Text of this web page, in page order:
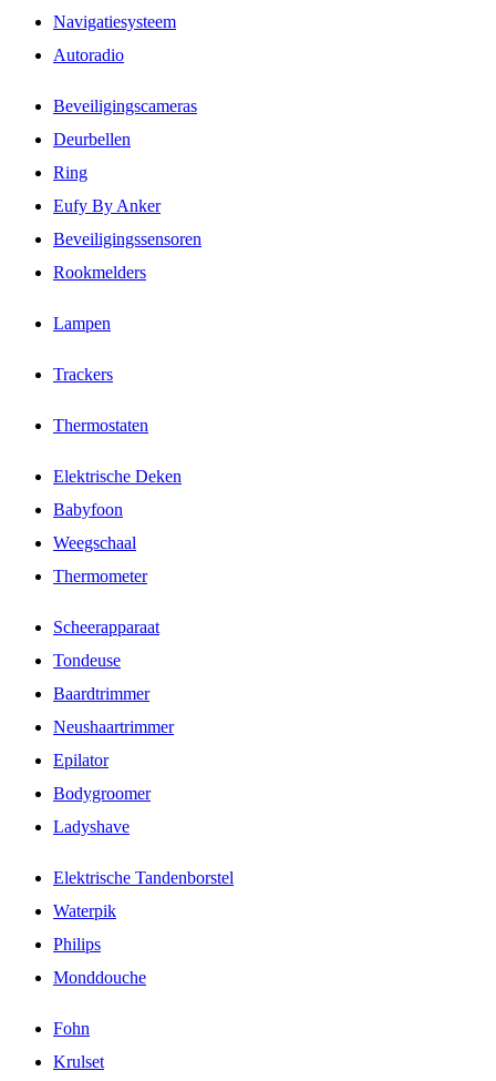
Navigatiesysteem
Autoradio
Beveiligingscameras
Deurbellen
Ring
Eufy By Anker
Beveiligingssensoren
Rookmelders
Lampen
Trackers
Thermostaten
Elektrische Deken
Babyfoon
Weegschaal
Thermometer
Scheerapparaat
Tondeuse
Baardtrimmer
Neushaartrimmer
Epilator
Bodygroomer
Ladyshave
Elektrische Tandenborstel
Waterpik
Philips
Monddouche
Fohn
Krulset